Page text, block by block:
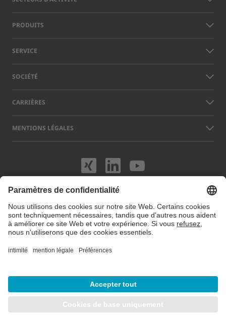
PRODUITS
SERVICE
SOCIÉTÉ
CARRIÈRES
MENTIONS LÉGALES
Rendez-nous
Rendez-
Les noms d’autres sociétés et produits mentionnés sur ce site peuvent
être des marques ou des marques déposées qui n’appartiennent pas à
LAP, mais à leurs exploitants respectifs. Notre site web utilise des
cookies. Vous pouvez gérer ou désactiver ces cookies dans les
préférences de cookies
. Pour plus d'informations, consultez notre site
© 2026 LAP GmbH Laser Applikationen
Notice légale / Protection des données
/Préférences de cookie